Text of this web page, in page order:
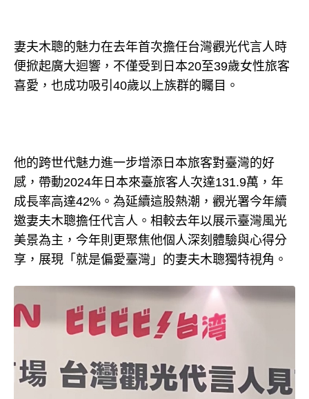
妻夫木聰的魅力在去年首次擔任台灣觀光代言人時
便掀起廣大迴響，不僅受到日本20至39歲女性旅客
喜愛，也成功吸引40歲以上族群的矚目。
他的跨世代魅力進一步增添日本旅客對臺灣的好
感，帶動2024年日本來臺旅客人次達131.9萬，年
成長率高達42%。為延續這股熱潮，觀光署今年續
邀妻夫木聰擔任代言人。相較去年以展示臺灣風光
美景為主，今年則更聚焦他個人深刻體驗與心得分
享，展現「就是偏愛臺灣」的妻夫木聰獨特視角。